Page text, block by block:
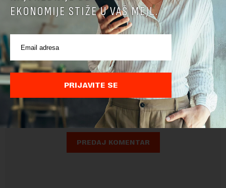
Pre slanja komentara, molimo vas da se upoznate sa
pravilima komentarisanja i pravilima korišćenja sajta.
Sajt je zaštićen pomocu reCaptcha i Google.Google Politika
Privatnostii Google Uslovi Korišćenja su primenjeni.
EKONOMIJE STIŽE U VAŠ MEJL.
PRIJAVITE SE